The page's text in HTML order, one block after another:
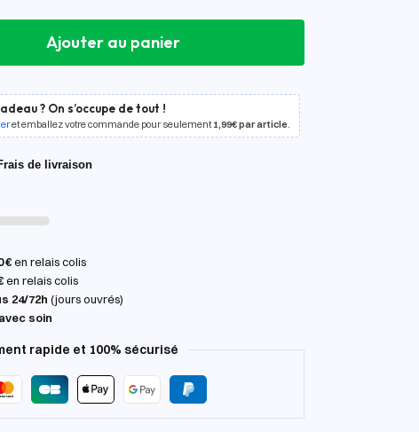
Ajouter au panier
? On s’occupe de tout !
et emballez votre commande pour seulement1,99€ par article.
de livraison
€en relais colis
en relais colis
24/72h (jours ouvrés)
soin
rapide et 100% sécurisé